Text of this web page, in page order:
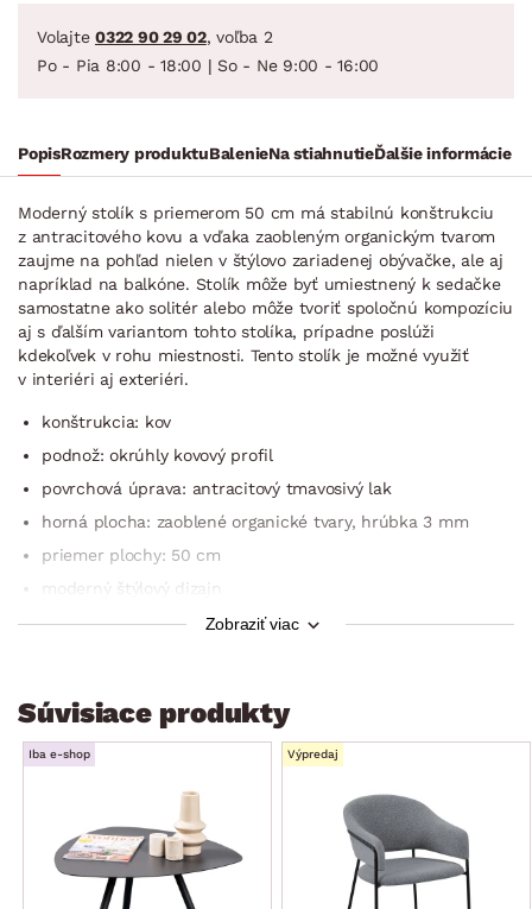
Volajte 0322 90 29 02, voľba 2
Po - Pia 8:00 - 18:00 | So - Ne 9:00 - 16:00
PopisRozmery produktuBalenieNa stiahnutieĎalšie informácie
Moderný stolík s priemerom 50 cm má stabilnú konštrukciu
z antracitového kovu a vďaka zaobleným organickým tvarom
zaujme na pohľad nielen v štýlovo zariadenej obývačke, ale aj
napríklad na balkóne. Stolík môže byť umiestnený k sedačke
samostatne ako solitér alebo môže tvoriť spoločnú kompozíciu
aj s ďalším variantom tohto stolíka, prípadne poslúži
kdekoľvek v rohu miestnosti. Tento stolík je možné využiť
v interiéri aj exteriéri.
konštrukcia: kov
podnož: okrúhly kovový profil
povrchová úprava: antracitový tmavosivý lak
horná plocha: zaoblené organické tvary, hrúbka 3 mm
priemer plochy: 50 cm
moderný štýlový dizajn
stabilný
Zobraziť viac
Súvisiace produkty
Iba e-shop Výpredaj